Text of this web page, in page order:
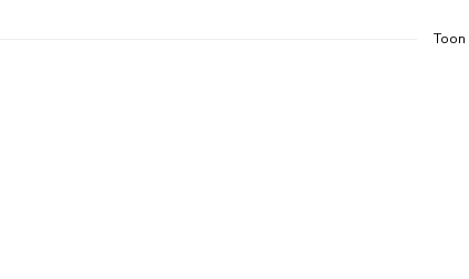
Toon